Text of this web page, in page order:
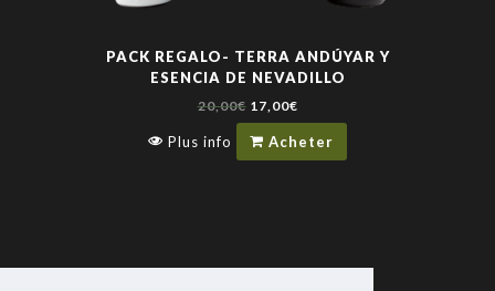
PACK REGALO- TERRA ANDÚYAR Y
ESENCIA DE NEVADILLO
20,00€ 17,00€
Plus info Acheter